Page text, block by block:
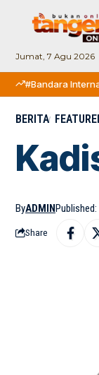
Jumat, 7 Agu 2026
#Bandara
BERITA
ByADMIN
Share